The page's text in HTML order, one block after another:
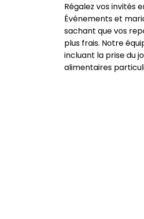
Régalez vos invités
Événements et
sachant que vos
plus frais. Notre
incluant la prise du
alimentaires